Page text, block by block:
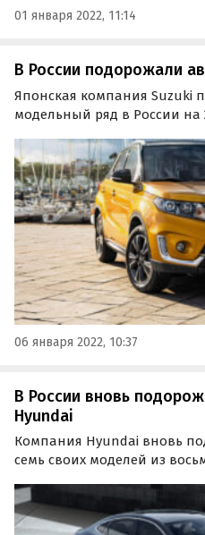
01 января 2022, 11:14
В России подорожали
Японская компания Suzuki
модельный ряд в России на
компактный внедорожник
06 января 2022, 10:37
В России вновь
Hyundai
Компания Hyundai вновь
семь своих моделей из
в ходе мониторинга прайс-
автопроизводителя.